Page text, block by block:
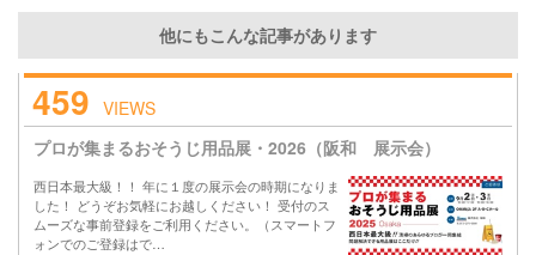
他にもこんな記事があります
459 VIEWS
プロが集まるおそうじ用品展・2026（阪和 展示会）
西日本最大級！！ 年に１度の展示会の時期になりま
した！ どうぞお気軽にお越しください！ 受付のス
ムーズな事前登録をご利用ください。（スマートフ
ォンでのご登録はで…